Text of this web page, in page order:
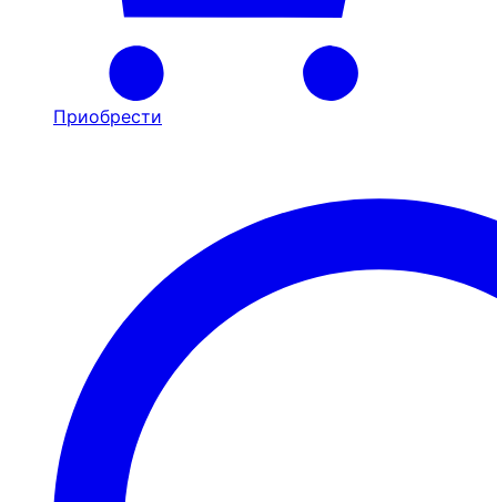
Приобрести